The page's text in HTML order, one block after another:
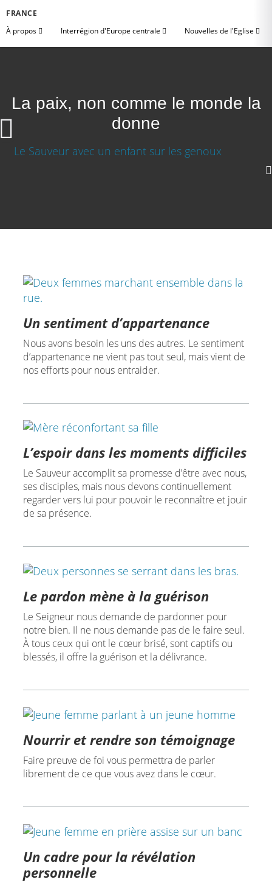
FRANCE
À propos
Interrégion d'Europe centrale Nouvelles de l'Eglise
La paix, non comme le monde la
donne
Un sentiment d’appartenance
Nous avons besoin les uns des autres. Le sentiment
d’appartenance ne vient pas tout seul, mais vient de
nos efforts pour nous entraider.
L’espoir dans les moments difficiles
Le Sauveur accomplit sa promesse d’être avec nous,
ses disciples, mais nous devons continuellement
regarder vers lui pour pouvoir le reconnaître et jouir
de sa présence.
Le pardon mène à la guérison
Le Seigneur nous demande de pardonner pour
notre bien. Il ne nous demande pas de le faire seul.
À tous ceux qui ont le cœur brisé, sont captifs ou
blessés, il offre la guérison et la délivrance.
Nourrir et rendre son témoignage
Faire preuve de foi vous permettra de parler
librement de ce que vous avez dans le cœur.
Un cadre pour la révélation
personnelle